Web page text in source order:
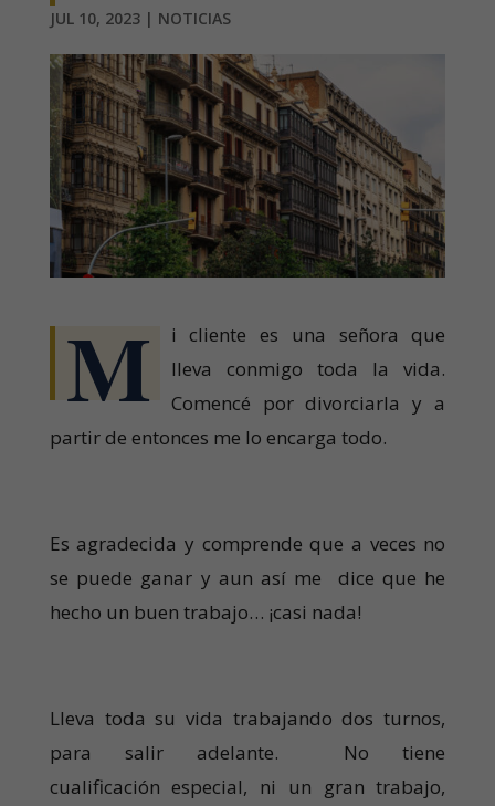
JUL 10, 2023| NOTICIAS
M
i cliente es una señora que
lleva conmigo toda la vida.
Comencé por divorciarla y a
partir de entonces me lo encarga todo.
Es agradecida y comprende que a veces no
se puede ganar y aun así me dice que he
hecho un buen trabajo… ¡casi nada!
Lleva toda su vida trabajando dos turnos,
para salir adelante. No tiene
cualificación especial, ni un gran trabajo,